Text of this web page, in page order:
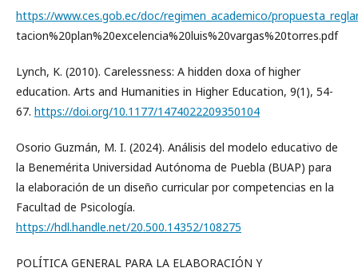
https://www.ces.gob.ec/doc/regimen_academico/
tacion%20plan%20excelencia%20luis%20vargas%20torres.pdf
Lynch, K. (2010). Carelessness: A hidden doxa of higher
education. Arts and Humanities in Higher Education, 9(1), 54-
67. https://doi.org/10.1177/1474022209350104
Osorio Guzmán, M. I. (2024). Análisis del modelo educativo de
la Benemérita Universidad Autónoma de Puebla (BUAP) para
la elaboración de un diseño curricular por competencias en la
Facultad de Psicología.
https://hdl.handle.net/20.500.14352/108275
POLÍTICA GENERAL PARA LA ELABORACIÓN Y